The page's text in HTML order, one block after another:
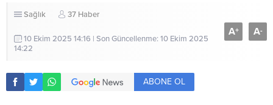
Sağlık 37 Haber
10 Ekim 2025 14:16 | Son Güncellenme: 10 Ekim 2025
14:22
A+ A-
ABONE OL